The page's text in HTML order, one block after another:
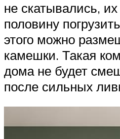
не скатывались,
половину
этого можно
камешки. Такая
дома не будет
после сильных